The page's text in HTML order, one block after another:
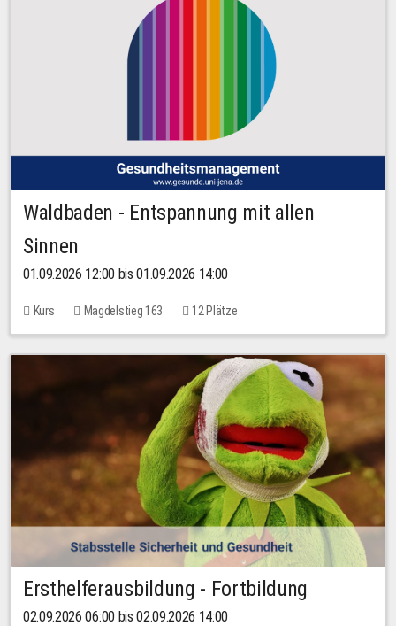
Waldbaden - Entspannung mit allen
Sinnen
01.09.2026 12:00 bis 01.09.2026 14:00
Kurs Magdelstieg 163 12 Plätze
Ersthelferausbildung - Fortbildung
02.09.2026 06:00 bis 02.09.2026 14:00